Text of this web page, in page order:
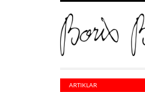
ARTIKLAR